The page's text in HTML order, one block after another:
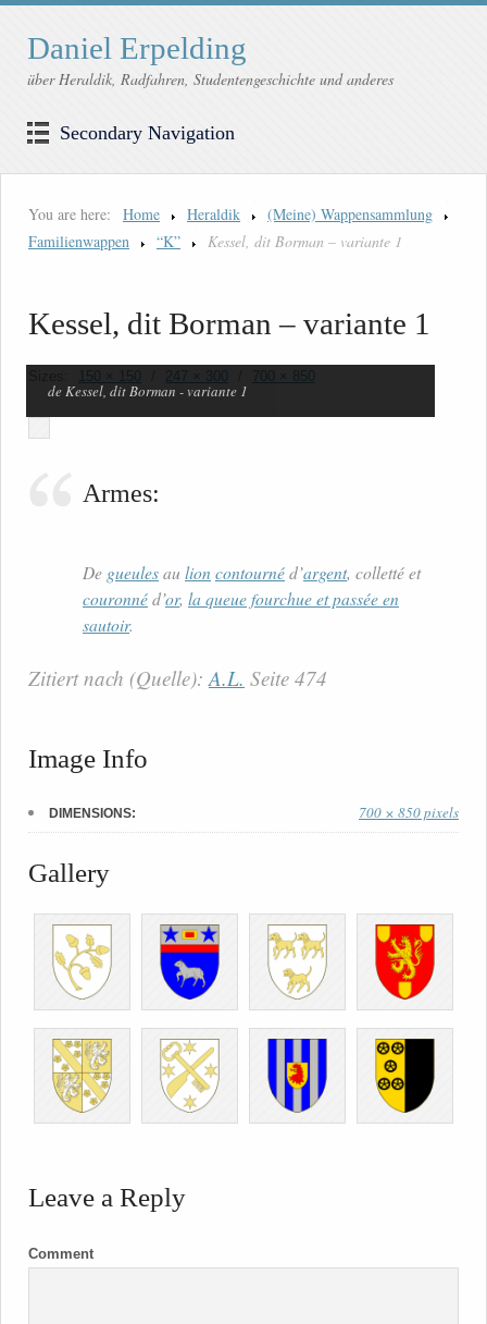
Daniel Erpelding
über Heraldik, Radfahren, Studentengeschichte und anderes
Secondary Navigation
You are here: Home Heraldik
(Meine) Wappensammlung
Familienwappen
“K” Kessel, dit Borman – variante 1
Kessel, dit Borman – variante 1
150 × 150 247 × 300 700 × 850
de Kessel, dit Borman - variante 1
Armes:
De gueulesau lion contournéd’argent, colletté et
couronnéd’or, la queue fourchue et passée en
sautoir.
Zitiert nach (Quelle):A.L. Seite 474
Image Info
DIMENSIONS: 700 × 850 pixels
Gallery
Leave a Reply
Comment